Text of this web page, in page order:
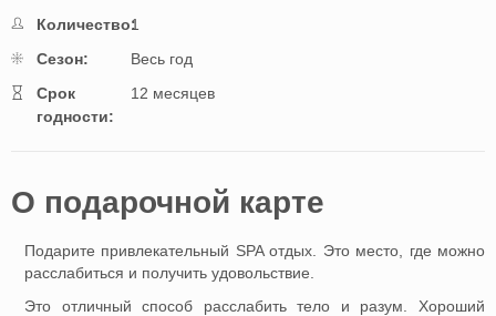
Количество:1
Cезон:
Весь год
Cрок
годности:
12 месяцев
O подарочной картe
Подарите привлекательный SPA отдых. Это место, где можно
расслабиться и получить удовольствие.
Это отличный способ расслабить тело и разум. Хороший